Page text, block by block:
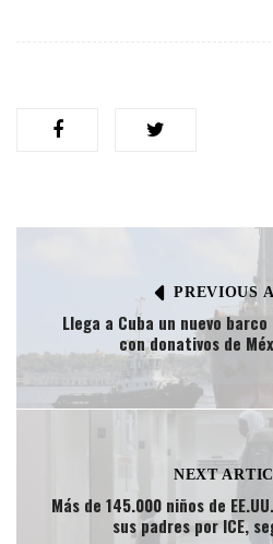
PREVIOUS
Llega a Cuba un nuevo
con donativos de
NEXT
Más de 145.000 niños de
sus padres por ICE,